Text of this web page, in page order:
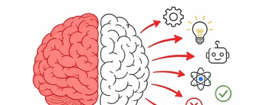
ಹೋಗಿದೆ. ಬಹಳ ಕಾಲ ವಿತರಕರನ್ನು ಗೊಂದಲದಲ್ಲಿಡುವುದು
ಸರಿ ಹೋಗುವುದಿಲ್ಲ. ಹೀಗಾಗಿ ವಿತರಕರು ನೀಡಿದ್ದ ಮುಂಗಡ
ಹಣವನ್ನು ಅವರಿಗೆ ಮರಳಿ ನೀಡಲು ನಿರ್ಧರಿಸಿದೆವು. ಆ
ಪ್ರಕ್ರಿಯೆ ಮಾತುಕತೆ ಹಂತದಲ್ಲಿದೆ. ನಾವೂ ಸಿನಿಮಾ
ಬಿಡುಗಡೆಯನ್ನು ಎದುರು ನೋಡುತ್ತಿದ್ದೇವೆ’ ಎಂದು ಕೆವಿಎನ್‌
ಸಂಸ್ಥೆ ಪ್ರತಿನಿಧಿ ತಿಳಿಸಿದ್ದಾರೆ.